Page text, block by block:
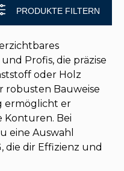
PRODUKTE FILTERN
Profis, die präzise
oder Holz
robusten Bauweise
ermöglicht er
Konturen. Bei
eine Auswahl
die dir Effizienz und